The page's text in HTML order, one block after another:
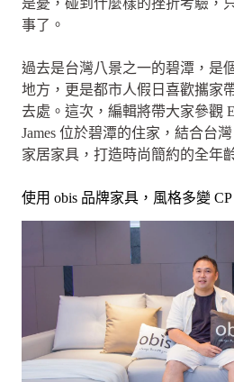
是憂，碰到什麼樣的挫折考驗，
事了。
過去是台灣八景之一的碧潭，是
地方，更是都市人假日喜歡攜家
去處。這次，編輯將帶大家參觀
James 位於碧潭的住家，結合台
家居家具，打造時尚簡約的全年
使用 obis 品牌家具，風格多變